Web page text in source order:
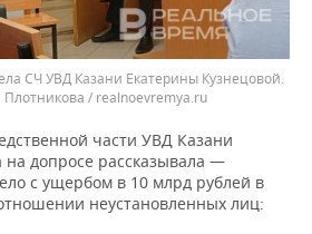
СЧ УВД Казани Екатерины Кузнецовой.
/ realnoevremya.ru
части УВД Казани
на допросе рассказывала —
с ущербом в 10 млрд рублей в
неустановленных лиц: